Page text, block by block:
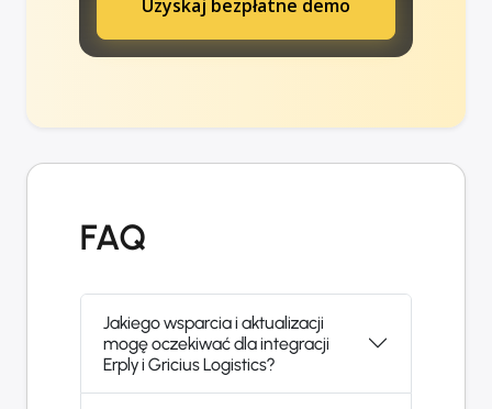
Uzyskaj bezpłatne demo
FAQ
Jakiego wsparcia i aktualizacji
mogę oczekiwać dla integracji
Erply i Gricius Logistics?